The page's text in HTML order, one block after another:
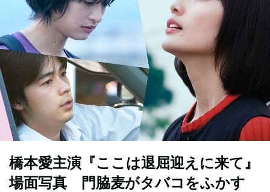
橋本愛主演『ここは退屈迎えに来て』
場面写真 門脇麦がタバコをふかす